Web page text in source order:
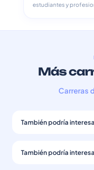
estudiantes y
Más
Carreras
También podría
También podría